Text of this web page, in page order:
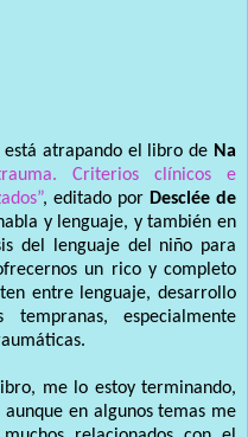
está atrapando el libro de Na
Criterios clínicos e
, editado por Desclée de
y lenguaje, y también en
del lenguaje del niño para
un rico y completo
entre lenguaje, desarrollo
especialmente
me lo estoy terminando,
en algunos temas me